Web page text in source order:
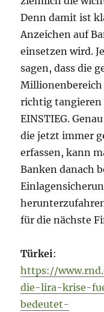
Denn damit ist
Anzeichen auf
einsetzen wird.
sagen, dass die
richtig tangieren
EINSTIEG.
die jetzt immer
erfassen, kann
Banken danach
für die nächste
Türkei:
https://
die-lira-krise-
bedeutet-